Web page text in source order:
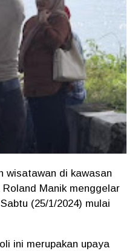
wisatawan di kawasan
Manik menggelar
(25/1/2024) mulai
ini merupakan upaya